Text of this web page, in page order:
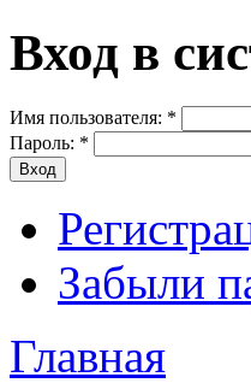
Вход в
Имя пользователя: *
Пароль: *
Забыли
Главная